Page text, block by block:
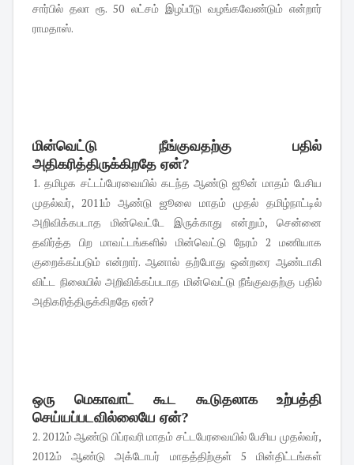
சார்பில் தலா ரூ. 50 லட்சம் இழப்பீடு வழங்கவேண்டும் என்றார்
ராமதாஸ்.
மின்வெட்டு நீங்குவதற்கு பதில்
அதிகரித்திருக்கிறதே ஏன்?
1. தமிழக சட்டப்பேரவையில் கடந்த ஆண்டு ஜூன் மாதம் பேசிய
முதல்வர், 2011ம் ஆண்டு ஜூலை மாதம் முதல் தமிழ்நாட்டில்
அறிவிக்கபடாத மின்வெட்டே இருக்காது என்றும், சென்னை
தவிர்த்த பிற மாவட்டங்களில் மின்வெட்டு நேரம் 2 மணியாக
குறைக்கப்படும் என்றார். ஆனால் தற்போது ஒன்றரை ஆண்டாகி
விட்ட நிலையில் அறிவிக்கப்படாத மின்வெட்டு நீங்குவதற்கு பதில்
அதிகரித்திருக்கிறதே ஏன்?
ஒரு மெகாவாட் கூட கூடுதலாக உற்பத்தி
செய்யப்படவில்லையே ஏன்?
2. 2012ம் ஆண்டு பிப்ரவரி மாதம் சட்டபேரவையில் பேசிய முதல்வர்,
2012ம் ஆண்டு அக்டோபர் மாதத்திற்குள் 5 மின்திட்டங்கள்